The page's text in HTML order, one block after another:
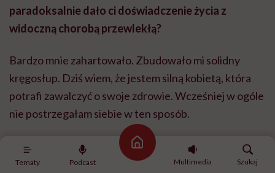
Tematy Podcast
Strona główna
Multimedia
Szukaj
paradoksalnie dało ci doświadczenie życia z
widoczną chorobą przewlekłą?
Bardzo mnie zahartowało. Zbudowało mi solidny
kręgosłup. Dziś wiem, że jestem silną kobietą, która
potrafi zawalczyć o swoje zdrowie. Wcześniej w ogóle
nie postrzegałam siebie w ten sposób.
Droga do zdrowienia uświadomiła mi, jak wiele mogę
zrobić, kiedy jestem zdeterminowana. Kiedyś zwykle